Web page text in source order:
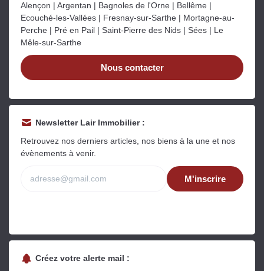
Alençon | Argentan | Bagnoles de l'Orne | Bellême |
Ecouché-les-Vallées | Fresnay-sur-Sarthe | Mortagne-au-
Perche | Pré en Pail | Saint-Pierre des Nids | Sées | Le
Mêle-sur-Sarthe
Nous contacter
Newsletter Lair Immobilier :
Retrouvez nos derniers articles, nos biens à la une et nos
évènements à venir.
M'inscrire
Créez votre alerte mail :